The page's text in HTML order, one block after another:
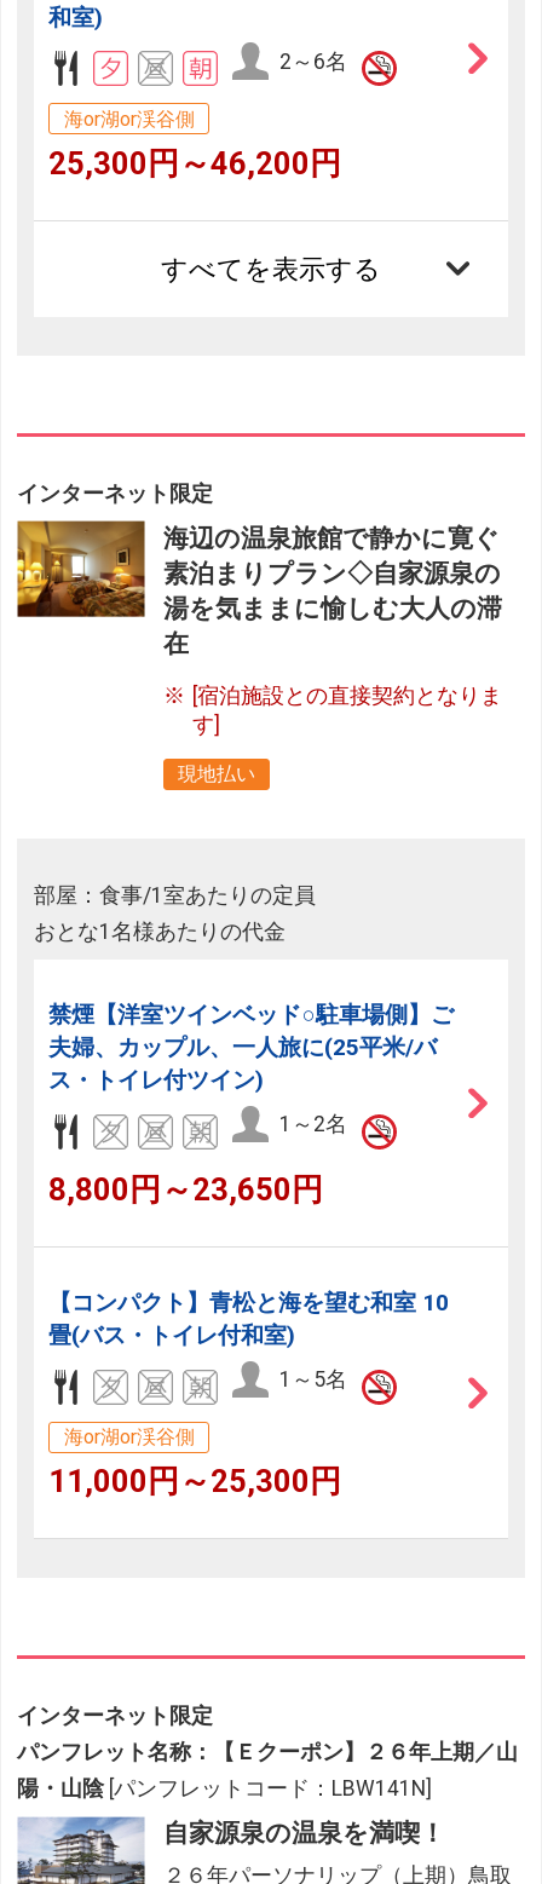
和室)
2～6名
海or湖or渓谷側
25,300円～46,200円
すべてを表示する
インターネット限定
海辺の温泉旅館で静かに寛ぐ
素泊まりプラン◇自家源泉の
湯を気ままに愉しむ大人の滞
在
[宿泊施設との直接契約となりま
す]
現地払い
部屋：食事/1室あたりの定員
おとな1名様あたりの代金
禁煙【洋室ツインベッド○駐車場側】ご
夫婦、カップル、一人旅に(25平米/バ
ス・トイレ付ツイン)
1～2名
8,800円～23,650円
【コンパクト】青松と海を望む和室 10
畳(バス・トイレ付和室)
1～5名
海or湖or渓谷側
11,000円～25,300円
インターネット限定
パンフレット名称：【Ｅクーポン】２６年上期／山
陽・山陰 [パンフレットコード：LBW141N]
自家源泉の温泉を満喫！
２６年パーソナリップ（上期）鳥取